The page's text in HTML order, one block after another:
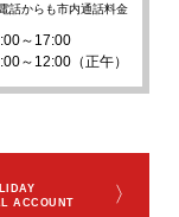
話からも市内通話料金
～17:00
～12:00（正午）
ACCOUNT
〉